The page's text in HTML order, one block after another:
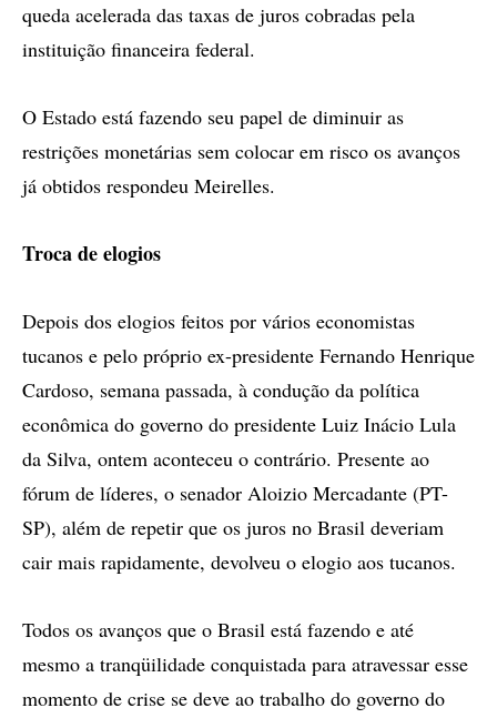
queda acelerada das taxas de juros cobradas pela
instituição financeira federal.
O Estado está fazendo seu papel de diminuir as
restrições monetárias sem colocar em risco os avanços
já obtidos respondeu Meirelles.
Troca de elogios
Depois dos elogios feitos por vários economistas
tucanos e pelo próprio ex-presidente Fernando Henrique
Cardoso, semana passada, à condução da política
econômica do governo do presidente Luiz Inácio Lula
da Silva, ontem aconteceu o contrário. Presente ao
fórum de líderes, o senador Aloizio Mercadante (PT-
SP), além de repetir que os juros no Brasil deveriam
cair mais rapidamente, devolveu o elogio aos tucanos.
Todos os avanços que o Brasil está fazendo e até
mesmo a tranqüilidade conquistada para atravessar esse
momento de crise se deve ao trabalho do governo do